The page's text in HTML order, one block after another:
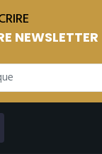
NEWSLETTER